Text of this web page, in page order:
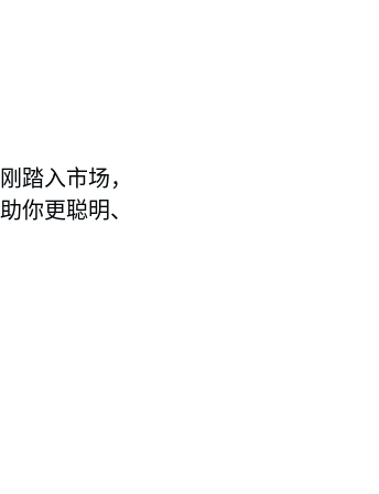
踏入市场，
你更聪明、